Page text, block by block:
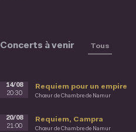
Concerts à venir Tous
Requiem pour un empire
Chœur de Chambre de Namur
14/08
20:30
Requiem, Campra
Chœur de Chambre de Namur
20/08
21:00